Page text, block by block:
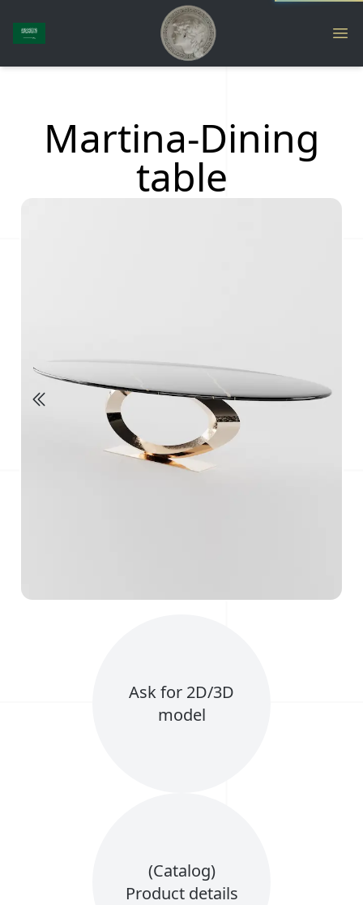
Martina-Dining
table
Ask for 2D/3D
model
(Catalog)
Product details